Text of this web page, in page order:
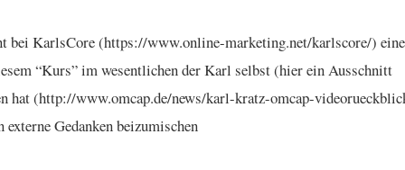
bei KarlsCore (https://www.online-marketing.net/karlscore/)
“Kurs” im wesentlichen der Karl selbst (hier ein Ausschnitt
hat (http://www.omcap.de/news/karl-kratz-omcap-
Gedanken beizumischen